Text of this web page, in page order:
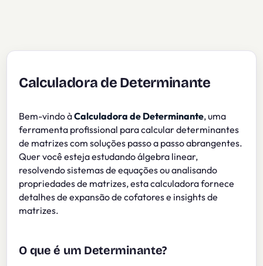
Calculadora de Determinante
Bem-vindo àCalculadora de Determinante, uma
ferramenta profissional para calcular determinantes
de matrizes com soluções passo a passo abrangentes.
Quer você esteja estudando álgebra linear,
resolvendo sistemas de equações ou analisando
propriedades de matrizes, esta calculadora fornece
detalhes de expansão de cofatores e insights de
matrizes.
O que é um Determinante?